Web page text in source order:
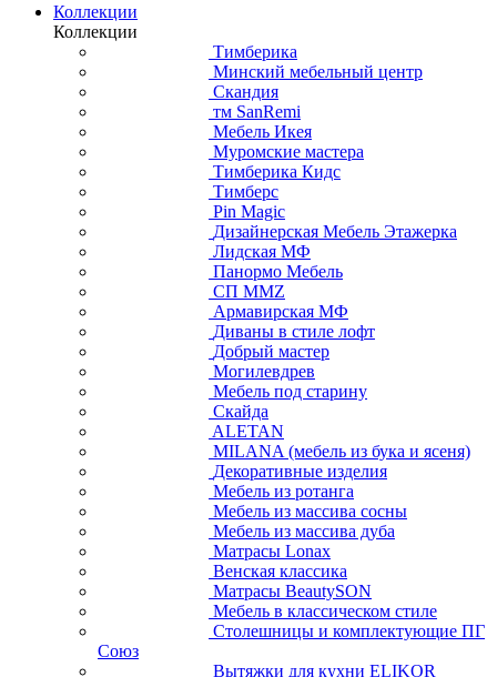
Коллекции
Коллекции
Тимберика
Минский мебельный центр
Скандия
тм SanRemi
Мебель Икея
Муромские мастера
Тимберика Кидс
Тимберс
Pin Magic
Дизайнерская Мебель Этажерка
Лидская МФ
Панормо Мебель
СП ММZ
Армавирская МФ
Диваны в стиле лофт
Добрый мастер
Могилевдрев
Мебель под старину
Скайда
ALETAN
MILANA (мебель из бука и ясеня)
Декоративные изделия
Мебель из ротанга
Мебель из массива сосны
Мебель из массива дуба
Матрасы Lonax
Венская классика
Матрасы BeautySON
Мебель в классическом стиле
Столешницы и комплектующие ПГ
Союз
Вытяжки для кухни ELIKOR